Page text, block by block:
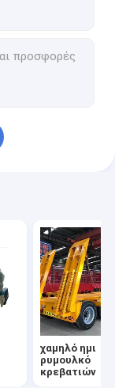
χαμηλό ημι
ρυμουλκό
κρεβατιών